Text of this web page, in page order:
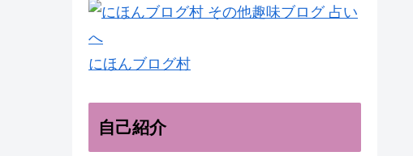
にほんブログ村
自己紹介